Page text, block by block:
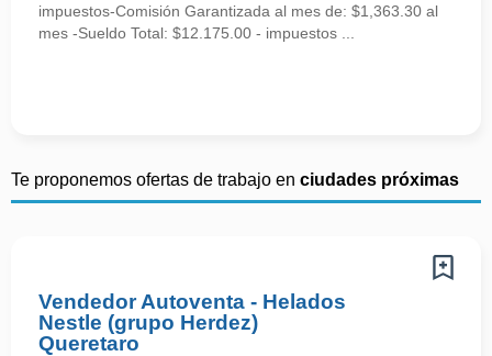
impuestos-Comisión Garantizada al mes de: $1,363.30 al
mes -Sueldo Total: $12.175.00 - impuestos ...
Te proponemos ofertas de trabajo en ciudades próximas
Vendedor Autoventa - Helados
Nestle (grupo Herdez)
Queretaro